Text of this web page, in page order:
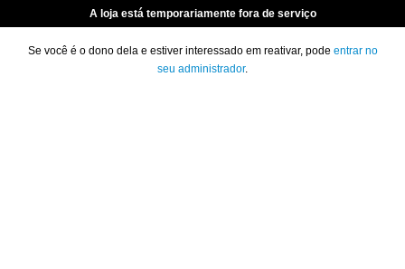
A loja está temporariamente fora de serviço
Se você é o dono dela e estiver interessado em reativar, pode entrar no
seu administrador.